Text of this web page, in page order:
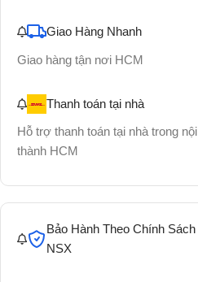
Giao Hàng Nhanh
Giao hàng tận nơi HCM
Thanh toán tại nhà
Hỗ trợ thanh toán tại nhà trong nội
thành HCM
Bảo Hành Theo Chính Sách
NSX